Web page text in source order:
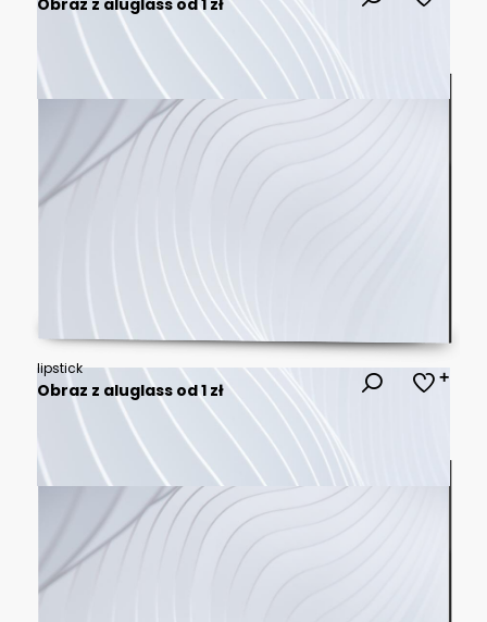
lipstick
Obraz z aluglass od 1 zł